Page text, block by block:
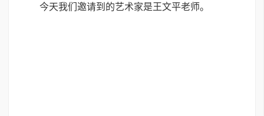
今天我们邀请到的艺术家是王文平老师。